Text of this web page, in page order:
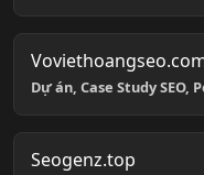
Dự án, Case Study SEO,
Seogenz.top